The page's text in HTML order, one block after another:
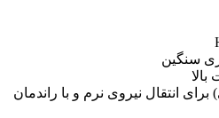
سنگین
انتقال نیروی نرم و با راندمان